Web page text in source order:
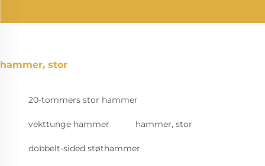
hammer, stor
20-tommers stor hammer
vekttunge hammer hammer, stor
dobbelt-sided støthammer